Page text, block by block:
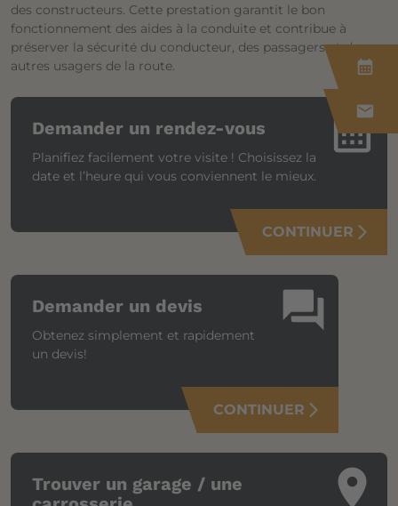
calendar_month
mail
des constructeurs. Cette prestation garantit le bon
fonctionnement des aides à la conduite et contribue à
préserver la sécurité du conducteur, des passagers et des
autres usagers de la route.
calendar_month
Demander un rendez-vous
Planifiez facilement votre visite ! Choisissez la
date et l’heure qui vous conviennent le mieux.
CONTINUER arrow_forward_ios
question_answer
Demander un devis
Obtenez simplement et rapidement
un devis!
CONTINUER arrow_forward_ios
place
Trouver un garage / une